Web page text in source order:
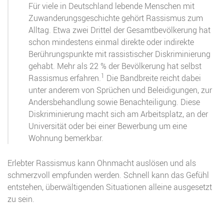
Für viele in Deutschland lebende Menschen mit
Zuwanderungsgeschichte gehört Rassismus zum
Alltag. Etwa zwei Drittel der Gesamtbevölkerung hat
schon mindestens einmal direkte oder indirekte
Berührungspunkte mit rassistischer Diskriminierung
gehabt. Mehr als 22 % der Bevölkerung hat selbst
Rassismus erfahren.1 Die Bandbreite reicht dabei
unter anderem von Sprüchen und Beleidigungen, zur
Andersbehandlung sowie Benachteiligung. Diese
Diskriminierung macht sich am Arbeitsplatz, an der
Universität oder bei einer Bewerbung um eine
Wohnung bemerkbar.
Erlebter Rassismus kann Ohnmacht auslösen und als
schmerzvoll empfunden werden. Schnell kann das Gefühl
entstehen, überwältigenden Situationen alleine ausgesetzt
zu sein.